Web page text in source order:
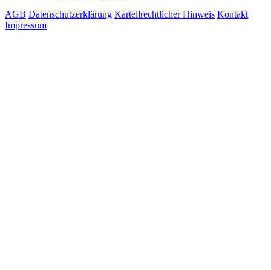
AGB Datenschutzerklärung Kartellrechtlicher Hinweis Kontakt
Impressum